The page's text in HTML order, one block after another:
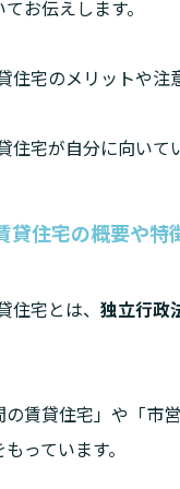
お伝えします。
住宅のメリットや注
住宅が自分に向いて
貸住宅の概要や特
住宅とは、 独立行政
の賃貸住宅」や「
っています。